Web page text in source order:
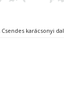
karácsonyi dal